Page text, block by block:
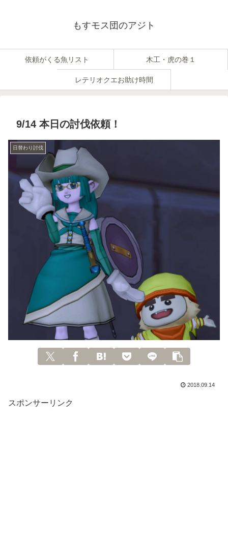
もすモス団のアジト
依頼がくる魚リスト 木工・虎の巻１
レテリオクエお助け時間
9/14 本日の討伐依頼！
日替わり討伐
2018.09.14
スポンサーリンク